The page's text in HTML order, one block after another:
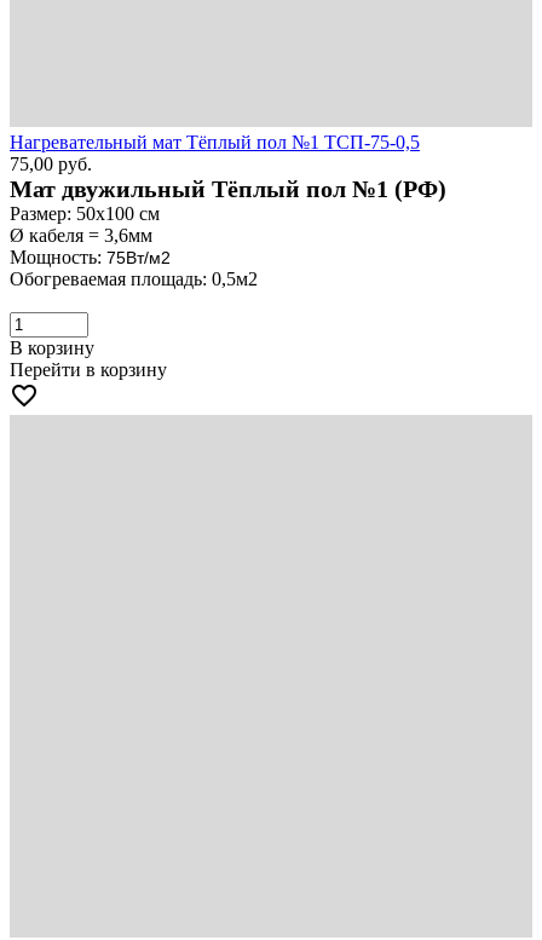
Нагревательный мат Тёплый пол №1 ТСП-75-0,5
75,00 руб.
Мат двужильный Тёплый пол №1 (РФ)
Размер: 50х100 см
Ø кабеля = 3,6мм
Мощность: 75Вт/м2
Обогреваемая площадь: 0,5м2
В корзину
Перейти в корзину
favorite_border